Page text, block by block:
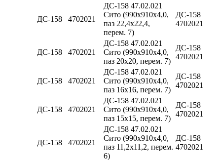
ДС-158 4702021
ДС-158 47.02.021
Сито (990х910х4,0,
паз 22,4х22,4,
перем. 7)
ДС-158
4702021
ДС-158 4702021
ДС-158 47.02.021
Сито (990х910х4,0,
паз 20х20, перем. 7)
ДС-158
4702021
ДС-158 4702021
ДС-158 47.02.021
Сито (990х910х4,0,
паз 16х16, перем. 7)
ДС-158
4702021
ДС-158 4702021
ДС-158 47.02.021
Сито (990х910х4,0,
паз 15х15, перем. 7)
ДС-158
4702021
ДС-158 4702021
ДС-158 47.02.021
Сито (990х910х4,0,
паз 11,2х11,2, перем.
6)
ДС-158
4702021